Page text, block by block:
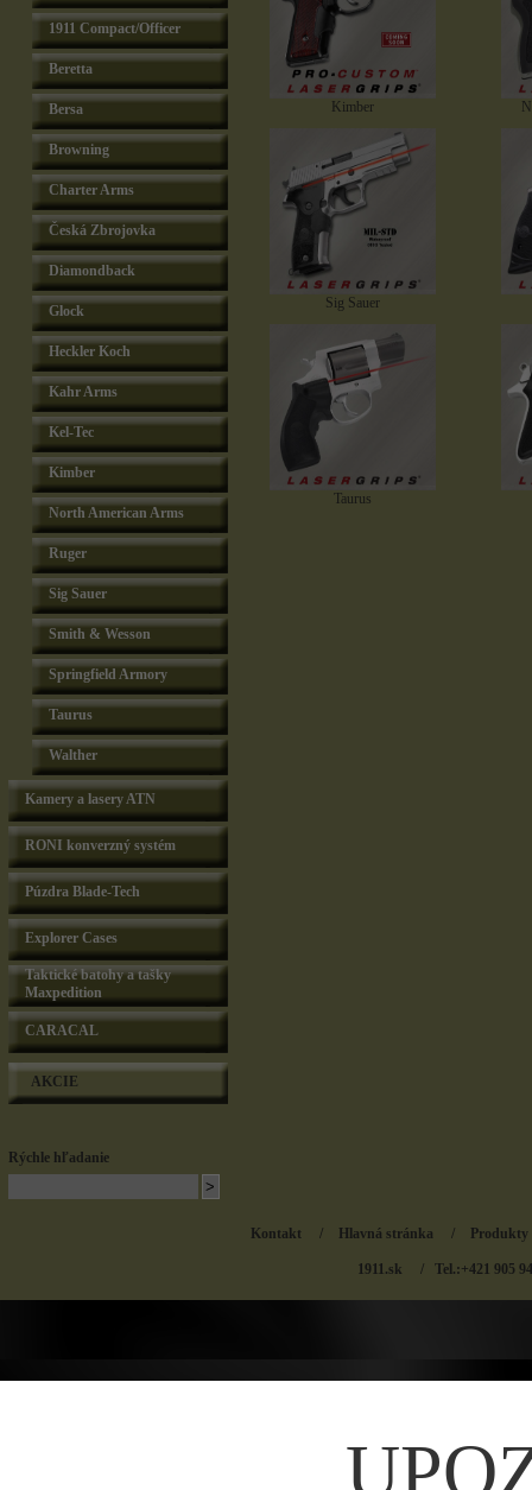
1911 Compact/Officer
Beretta
Bersa
Browning
Charter Arms
Česká Zbrojovka
Diamondback
Glock
Heckler Koch
Kahr Arms
Kel-Tec
Kimber
North American Arms
Ruger
Sig Sauer
Smith & Wesson
Springfield Armory
Taurus
Walther
Kamery a lasery ATN
RONI konverzný systém
Púzdra Blade-Tech
Explorer Cases
Taktické batohy a tašky
Maxpedition
CARACAL
AKCIE
Rýchle hľadanie
Kimber
Sig Sauer
Taurus
Kontakt / Hlavná stránka / Produkty
1911.sk / Tel.:+421 905